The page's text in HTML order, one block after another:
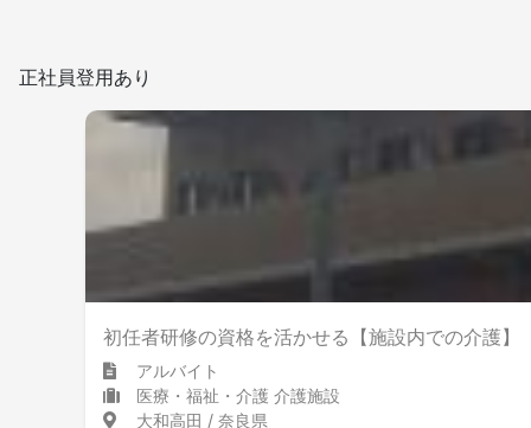
正社員登用あり
初任者研修の資格を活かせる【施設内での介護
アルバイト
医療・福祉・介護 介護施設
大和高田 / 奈良県